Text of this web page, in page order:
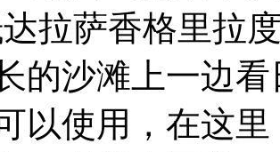
达拉萨香格里拉
的沙滩上一边
以使用，在这